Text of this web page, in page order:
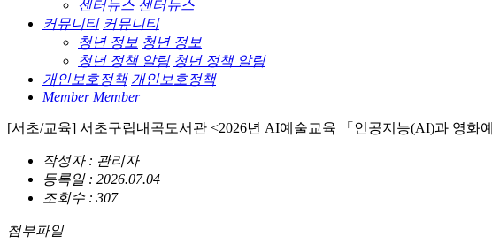
센터뉴스 센터뉴스
커뮤니티 커뮤니티
청년 정보 청년 정보
청년 정책 알림 청년 정책 알림
개인보호정책 개인보호정책
Member Member
[서초/교육] 서초구립내곡도서관 <2026년 AI예술교육 「인공지능(AI)과 영화
작성자 : 관리자
등록일 : 2026.07.04
조회수 : 307
첨부파일